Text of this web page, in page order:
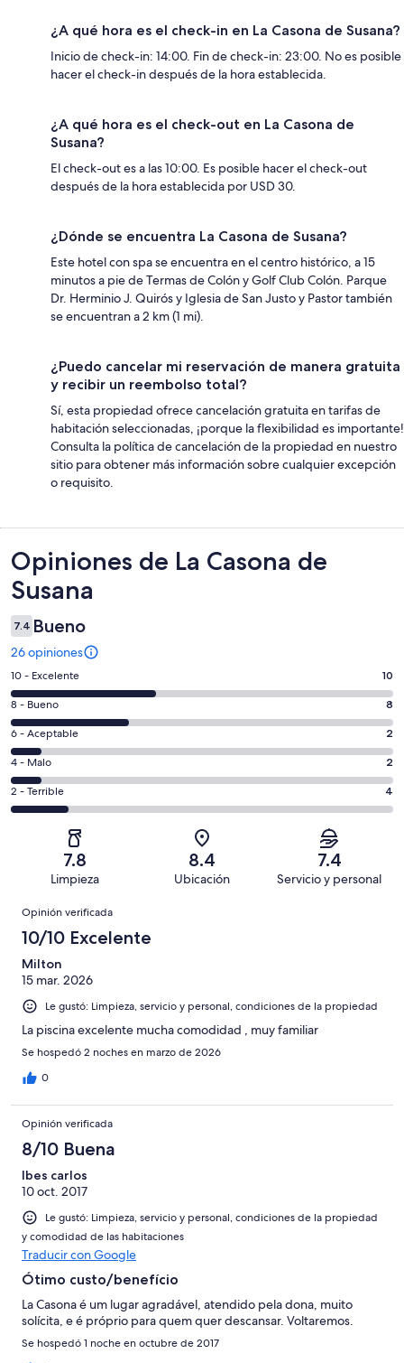
¿A qué hora es el check-in en La Casona de Susana?
Inicio de check-in: 14:00. Fin de check-in: 23:00. No es posible
hacer el check-in después de la hora establecida.
¿A qué hora es el check-out en La Casona de
Susana?
El check-out es a las 10:00. Es posible hacer el check-out
después de la hora establecida por USD 30.
¿Dónde se encuentra La Casona de Susana?
Este hotel con spa se encuentra en el centro histórico, a 15
minutos a pie de Termas de Colón y Golf Club Colón. Parque
Dr. Herminio J. Quirós y Iglesia de San Justo y Pastor también
se encuentran a 2 km (1 mi).
¿Puedo cancelar mi reservación de manera gratuita
y recibir un reembolso total?
Sí, esta propiedad ofrece cancelación gratuita en tarifas de
habitación seleccionadas, ¡porque la flexibilidad es importante!
Consulta la política de cancelación de la propiedad en nuestro
sitio para obtener más información sobre cualquier excepción
o requisito.
Opiniones
Opiniones de La Casona de
Susana
7.4 Bueno
26 opiniones
Puntuación
de
10,
es
decir,
Excelente.
Basada
en
opiniones
10 - Excelente 10
Puntuación
de
8,
es
decir,
Bueno.
opiniones
8 - Bueno 8
Puntuación
de
6,
es
decir,
Aceptable.
de
opiniones
6 - Aceptable 2
Puntuación
de
4,
Basada
de
opiniones
4 - Malo 2
Puntuación
de
Terrible.
Basada
de
26
opiniones
2 - Terrible 4
7.8
Limpieza
8.4
Ubicación
7.4
Servicio y personal
Opiniones
Opinión verificada
10/10 Excelente
Milton
15 mar. 2026
Le gustó: Limpieza, servicio y personal, condiciones de la propiedad
La piscina excelente mucha comodidad , muy familiar
Se hospedó 2 noches en marzo de 2026
0
Opinión verificada
8/10 Buena
Ibes carlos
10 oct. 2017
Le gustó: Limpieza, servicio y personal, condiciones de la propiedad
y comodidad de las habitaciones
Traducir con Google
Ótimo custo/benefício
La Casona é um lugar agradável, atendido pela dona, muito
solícita, e é próprio para quem quer descansar. Voltaremos.
Se hospedó 1 noche en octubre de 2017